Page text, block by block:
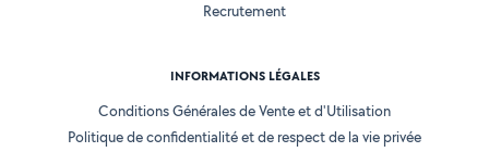
Recrutement
INFORMATIONS LÉGALES
Conditions Générales de Vente et d'Utilisation
Politique de confidentialité et de respect de la vie privée